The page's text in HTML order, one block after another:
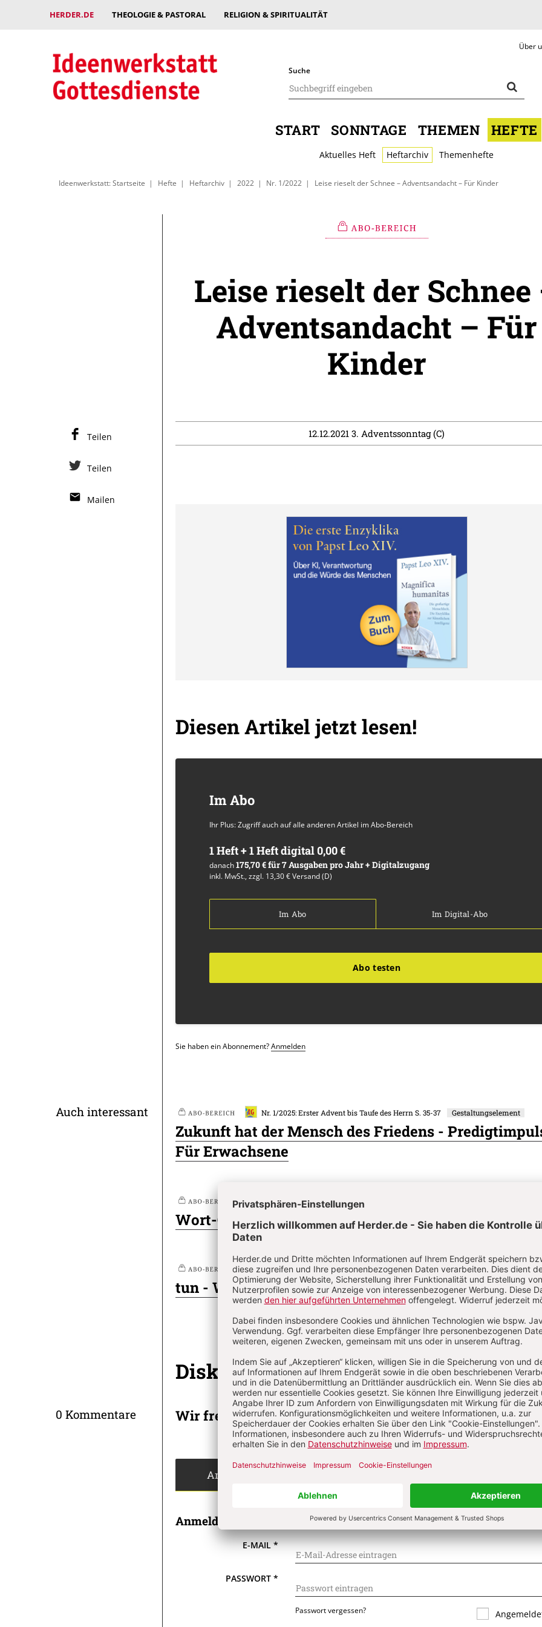
HERDER.DE THEOLOGIE & PASTORAL RELIGION & SPIRITUALITÄT
Über
Suche
START SONNTAGE THEMEN HEFTE
Aktuelles Heft Heftarchiv Themenhefte
Ideenwerkstatt: Startseite Hefte Heftarchiv 2022 Nr. 1/2022 Leise rieselt der Schnee – Adventsandacht – Für Kinder
Leise rieselt der Schnee
Adventsandacht – Für
Kinder
12.12.2021 3. Adventssonntag (C)
Diesen Artikel jetzt lesen!
Im Abo
Ihr Plus: Zugriff auch auf alle anderen Artikel im Abo-Bereich
1 Heft + 1 Heft digital 0,00 €
danach175,70 € für 7 Ausgaben pro Jahr + Digitalzugang
inkl. MwSt., zzgl. 13,30 € Versand (D)
Im Abo Im Digital-Abo
Abo testen
Sie haben ein Abonnement?Anmelden
Teilen
Teilen
Mailen
Überschrift
Auch interessant
Plus
Nr. 1/2025: Erster Advent bis Taufe des Herrn S. 35-37 Gestaltungselement
Zukunft hat der Mensch des Friedens -
Für Erwachsene
Plus
Nr. 1/2025: Erster Advent bis Taufe des Herrn
Wort-Gottes-Feier am 3. Adventssonntag
Plus
Nr. 1/2025: Erster Advent bis Taufe des Herrn S. 38 Gestaltungselement
tun - Wortmeditation - Für alle
Diskussion
0 Kommentare Wir freuen uns über Ihren Kommentar
Angemeldet kommentieren
Anmeldung
E-MAIL*
PASSWORT*
Passwort vergessen?